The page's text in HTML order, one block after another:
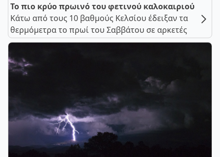
Το πιο κρύο πρωινό του φετινού καλοκαιριού
Κάτω από τους 10 βαθμούς Κελσίου έδειξαν τα
θερμόμετρα το πρωί του Σαββάτου σε αρκετές